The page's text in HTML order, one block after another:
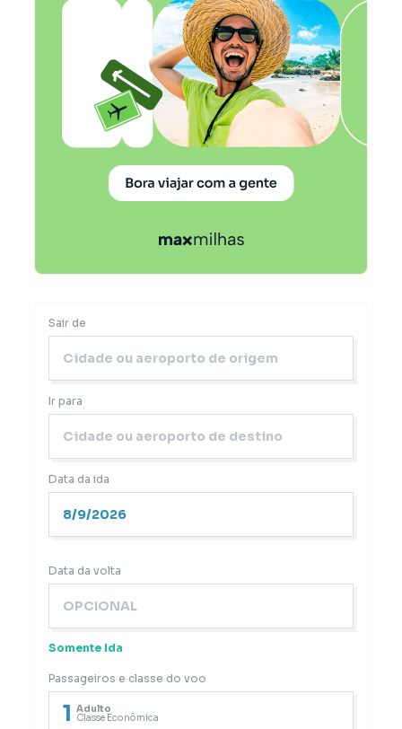
Sair de
Ir para
Data da ida
Data da volta
Somente Ida
Passageiros e classe do voo
1 Adulto
Classe Econômica